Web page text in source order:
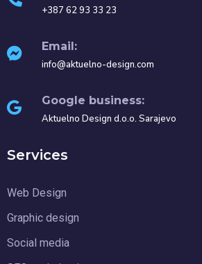
+387 62 93 33 23
Email:
info@aktuelno-design.com
Google business:
Aktuelno Design d.o.o. Sarajevo
Services
Web Design
Graphic design
Social media